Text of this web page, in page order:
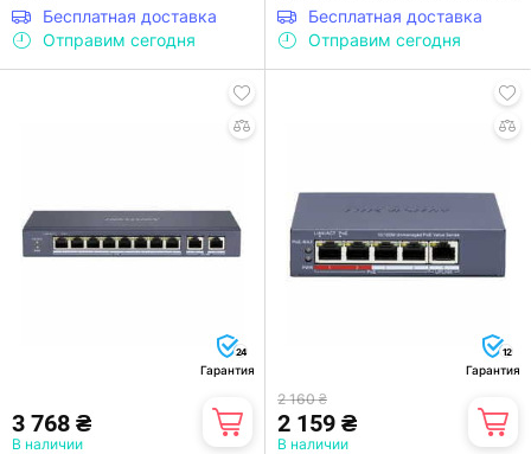
Бесплатная доставка
Отправим сегодня
Бесплатная доставка
Отправим сегодня
24
Гарантия
3 768 ₴
В наличии
12
Гарантия
2 160 ₴
2 159 ₴
В наличии